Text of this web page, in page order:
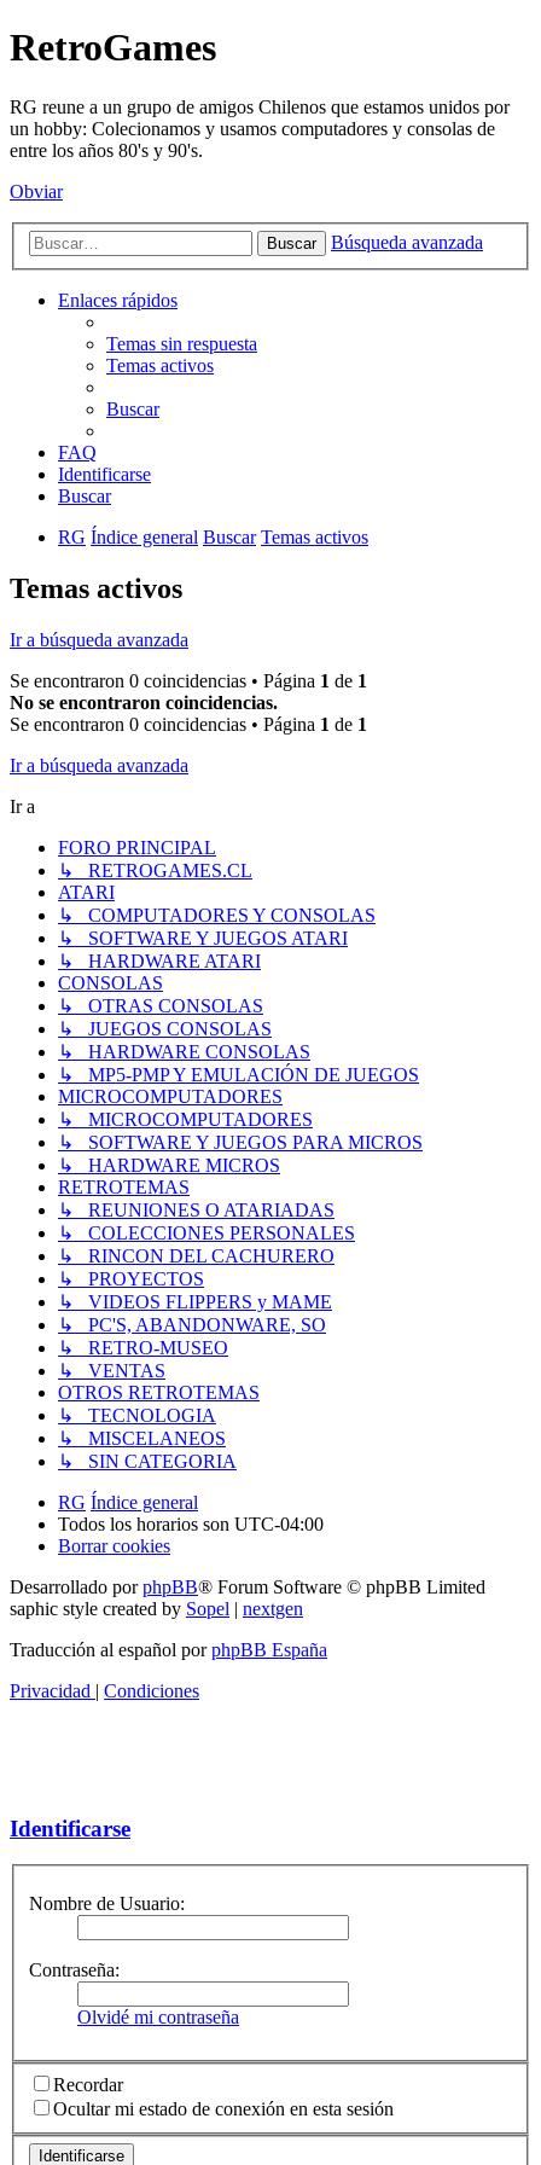
RetroGames
RG reune a un grupo de amigos Chilenos que estamos unidos por
un hobby: Colecionamos y usamos computadores y consolas de
entre los años 80's y 90's.
Obviar
Buscar Búsqueda avanzada
Enlaces rápidos
Temas sin respuesta
Temas activos
Buscar
FAQ
Identificarse
Buscar
RG Índice general Buscar Temas activos
Temas activos
Ir a búsqueda avanzada
Se encontraron 0 coincidencias • Página 1 de 1
No se encontraron coincidencias.
Se encontraron 0 coincidencias • Página 1 de 1
Ir a búsqueda avanzada
Ir a
FORO PRINCIPAL
↳ RETROGAMES.CL
ATARI
↳ COMPUTADORES Y CONSOLAS
↳ SOFTWARE Y JUEGOS ATARI
↳ HARDWARE ATARI
CONSOLAS
↳ OTRAS CONSOLAS
↳ JUEGOS CONSOLAS
↳ HARDWARE CONSOLAS
↳ MP5-PMP Y EMULACIÓN DE JUEGOS
MICROCOMPUTADORES
↳ MICROCOMPUTADORES
↳ SOFTWARE Y JUEGOS PARA MICROS
↳ HARDWARE MICROS
RETROTEMAS
↳ REUNIONES O ATARIADAS
↳ COLECCIONES PERSONALES
↳ RINCON DEL CACHURERO
↳ PROYECTOS
↳ VIDEOS FLIPPERS y MAME
↳ PC'S, ABANDONWARE, SO
↳ RETRO-MUSEO
↳ VENTAS
OTROS RETROTEMAS
↳ TECNOLOGIA
↳ MISCELANEOS
↳ SIN CATEGORIA
RG Índice general
Todos los horarios son UTC-04:00
Borrar cookies
Desarrollado porphpBB® Forum Software © phpBB Limited
saphic style created by Sopel | nextgen
Traducción al español porphpBB España
Privacidad | Condiciones
Identificarse
Nombre de Usuario:
Contraseña:
Olvidé mi contraseña
Recordar
Ocultar mi estado de conexión en esta sesión